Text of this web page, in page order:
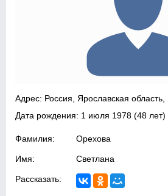
Адрес: Россия, Ярославская
Дата рождения: 1 июля 1978 (48 лет)
Фамилия: Орехова
Имя: Светлана
Рассказать: